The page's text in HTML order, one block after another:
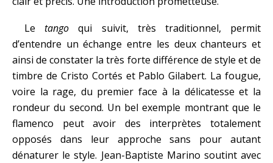
Letango qui suivit, très traditionnel, permit
d’entendre un échange entre les deux chanteurs et
ainsi de constater la très forte différence de style et de
timbre de Cristo Cortés et Pablo Gilabert. La fougue,
voire la rage, du premier face à la délicatesse et la
rondeur du second. Un bel exemple montrant que le
flamenco peut avoir des interprètes totalement
opposés dans leur approche sans pour autant
dénaturer le style. Jean-Baptiste Marino soutint avec